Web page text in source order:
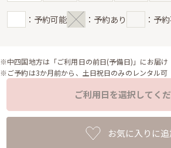
：予約可能 ：予約あり ：予
※中四国地方は「ご利用日の前日(予備日)」にお届け
※ご予約は3か月前から、土日祝日のみのレンタル可
ご利用日を選択してく
お気に入りに追